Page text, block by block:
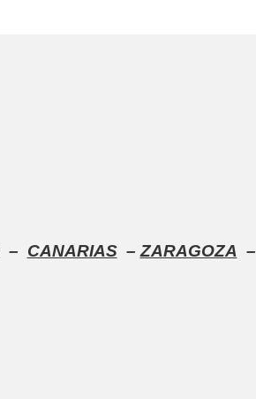
– CANARIAS –ZARAGOZA